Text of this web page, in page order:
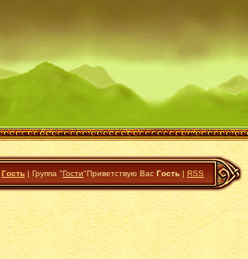
Гость | Группа "Гости"Приветствую Вас Гость | RSS